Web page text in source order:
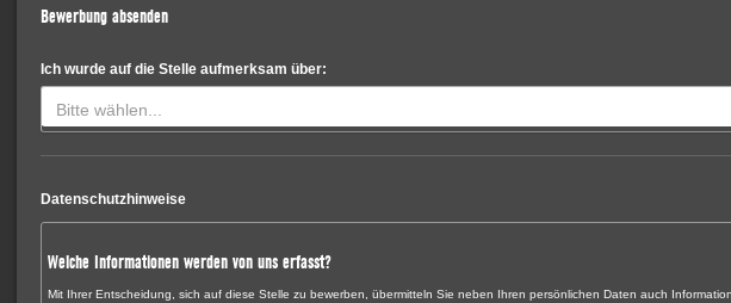
Bewerbung absenden
Ich wurde auf die Stelle aufmerksam über:
Bitte wählen...
Datenschutzhinweise
Welche Informationen werden von uns erfasst?
Mit Ihrer Entscheidung, sich auf diese Stelle zu bewerben, übermitteln Sie neben Ihren persönlichen Daten auch